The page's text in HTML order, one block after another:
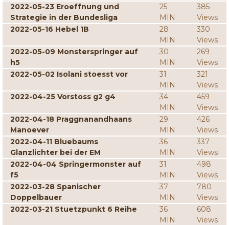
2022-05-23 Eroeffnung und
Strategie in der Bundesliga
25
MIN
385
Views
2022-05-16 Hebel 1B
28
MIN
330
Views
2022-05-09 Monsterspringer auf
h5
30
MIN
269
Views
2022-05-02 Isolani stoesst vor
31
MIN
321
Views
2022-04-25 Vorstoss g2 g4
34
MIN
459
Views
2022-04-18 Praggnanandhaans
Manoever
29
MIN
426
Views
2022-04-11 Bluebaums
Glanzlichter bei der EM
36
MIN
337
Views
2022-04-04 Springermonster auf
f5
31
MIN
498
Views
2022-03-28 Spanischer
Doppelbauer
37
MIN
780
Views
2022-03-21 Stuetzpunkt 6 Reihe
36
MIN
608
Views